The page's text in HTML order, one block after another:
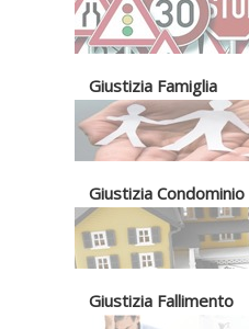
Giustizia Famiglia
Giustizia Condominio
Giustizia Fallimento